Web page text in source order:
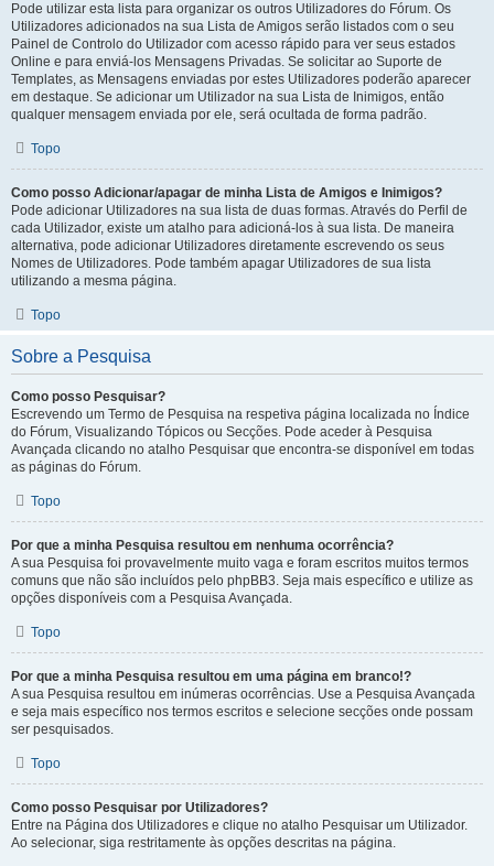
Pode utilizar esta lista para organizar os outros Utilizadores do Fórum. Os
Utilizadores adicionados na sua Lista de Amigos serão listados com o seu
Painel de Controlo do Utilizador com acesso rápido para ver seus estados
Online e para enviá-los Mensagens Privadas. Se solicitar ao Suporte de
Templates, as Mensagens enviadas por estes Utilizadores poderão aparecer
em destaque. Se adicionar um Utilizador na sua Lista de Inimigos, então
qualquer mensagem enviada por ele, será ocultada de forma padrão.
Topo
Como posso Adicionar/apagar de minha Lista de Amigos e Inimigos?
Pode adicionar Utilizadores na sua lista de duas formas. Através do Perfil de
cada Utilizador, existe um atalho para adicioná-los à sua lista. De maneira
alternativa, pode adicionar Utilizadores diretamente escrevendo os seus
Nomes de Utilizadores. Pode também apagar Utilizadores de sua lista
utilizando a mesma página.
Topo
Sobre a Pesquisa
Como posso Pesquisar?
Escrevendo um Termo de Pesquisa na respetiva página localizada no Índice
do Fórum, Visualizando Tópicos ou Secções. Pode aceder à Pesquisa
Avançada clicando no atalho Pesquisar que encontra-se disponível em todas
as páginas do Fórum.
Topo
Por que a minha Pesquisa resultou em nenhuma ocorrência?
A sua Pesquisa foi provavelmente muito vaga e foram escritos muitos termos
comuns que não são incluídos pelo phpBB3. Seja mais específico e utilize as
opções disponíveis com a Pesquisa Avançada.
Topo
Por que a minha Pesquisa resultou em uma página em branco!?
A sua Pesquisa resultou em inúmeras ocorrências. Use a Pesquisa Avançada
e seja mais específico nos termos escritos e selecione secções onde possam
ser pesquisados.
Topo
Como posso Pesquisar por Utilizadores?
Entre na Página dos Utilizadores e clique no atalho Pesquisar um Utilizador.
Ao selecionar, siga restritamente às opções descritas na página.